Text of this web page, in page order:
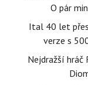
O pár
Ital 40 let
verze s
Nejdražší hráč